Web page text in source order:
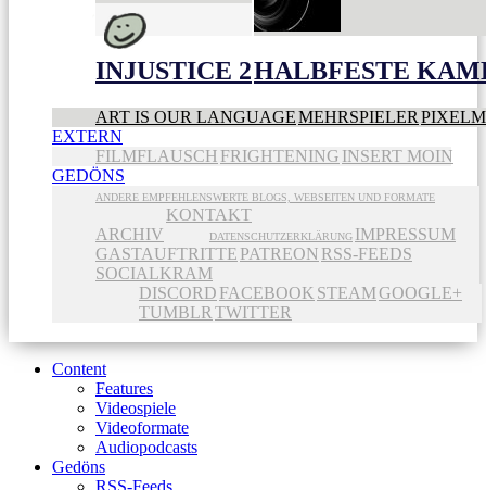
INJUSTICE 2HALBFESTE
ART IS OUR LANGUAGEMEHRSPIELER
EXTERN
FILMFLAUSCH FRIGHTENING INSERT MOIN
GEDÖNS
ANDERE EMPFEHLENSWERTE BLOGS, WEBSEITEN UND FORMATE
ARCHIV
KONTAKT
DATENSCHUTZERKLÄRUNG IMPRESSUM
GASTAUFTRITTE PATREON RSS-FEEDS
SOCIALKRAM
DISCORD FACEBOOK STEAMGOOGLE+
TUMBLR TWITTER
Content
Features
Videospiele
Videoformate
Audiopodcasts
Gedöns